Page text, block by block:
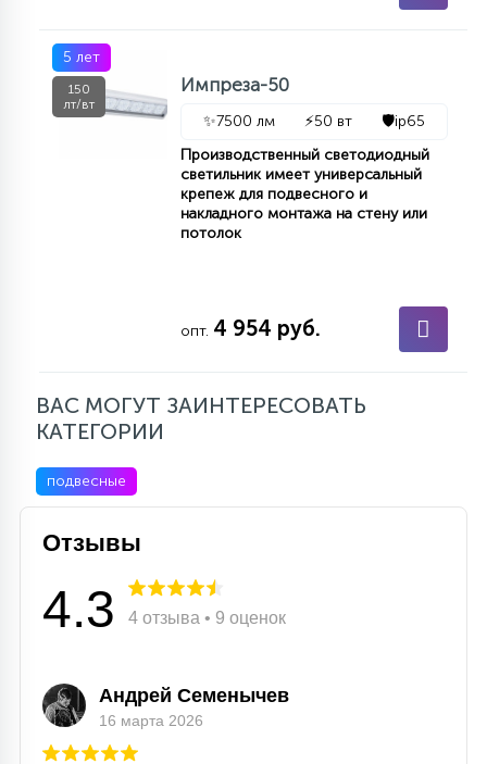
5 лет
150
лт/вт
Импреза-50
✨7500 лм ⚡50 вт 🛡️ip65
Производственный светодиодный
светильник имеет универсальный
крепеж для подвесного и
накладного монтажа на стену или
потолок
опт. 4 954 руб.
ВАС МОГУТ ЗАИНТЕРЕСОВАТЬ
КАТЕГОРИИ
подвесные
Отзывы
4.3 4 отзыва • 9 оценок
Андрей Семенычев
16 марта 2026